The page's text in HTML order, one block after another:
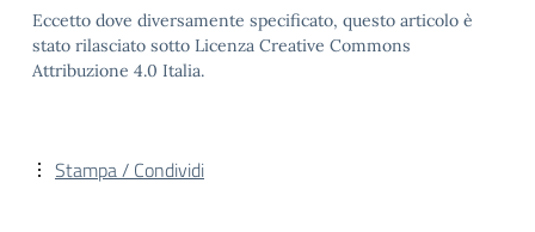
Eccetto dove diversamente specificato, questo articolo è
stato rilasciato sotto Licenza Creative Commons
Attribuzione 4.0 Italia.
Stampa / Condividi